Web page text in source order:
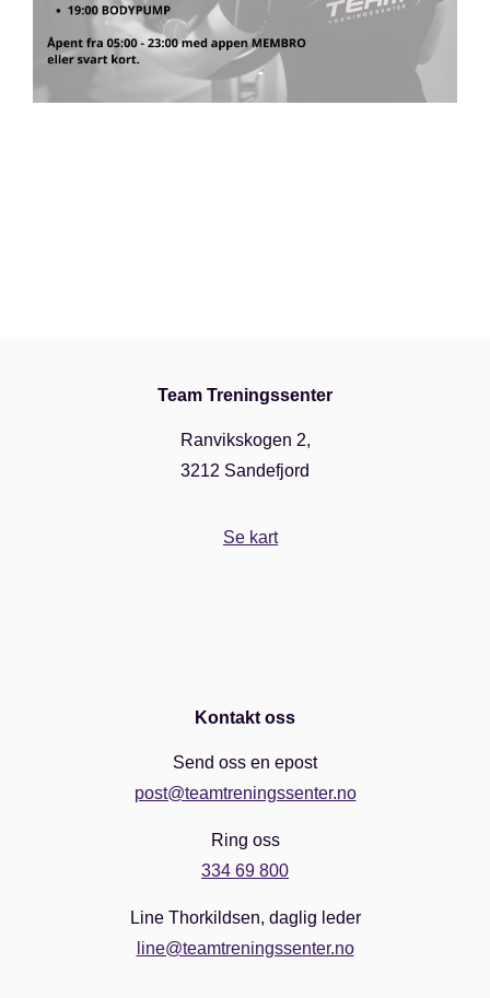
Team Treningssenter
Ranvikskogen 2,
3212 Sandefjord
Se kart
Kontakt oss
Send oss en epost
post@teamtreningssenter.no
Ring oss
334 69 800
Line Thorkildsen, daglig leder
line@teamtreningssenter.no